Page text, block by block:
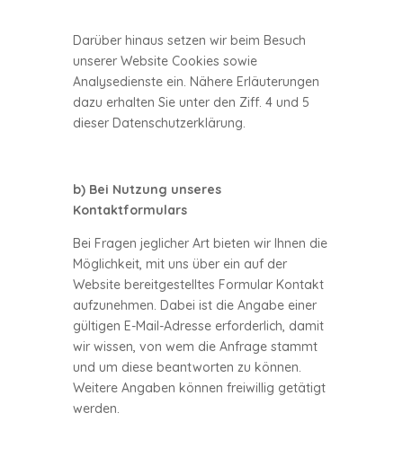
Darüber hinaus setzen wir beim Besuch
unserer Website Cookies sowie
Analysedienste ein. Nähere Erläuterungen
dazu erhalten Sie unter den Ziff. 4 und 5
dieser Datenschutzerklärung.
b) Bei Nutzung unseres
Kontaktformulars
Bei Fragen jeglicher Art bieten wir Ihnen die
Möglichkeit, mit uns über ein auf der
Website bereitgestelltes Formular Kontakt
aufzunehmen. Dabei ist die Angabe einer
gültigen E-Mail-Adresse erforderlich, damit
wir wissen, von wem die Anfrage stammt
und um diese beantworten zu können.
Weitere Angaben können freiwillig getätigt
werden.